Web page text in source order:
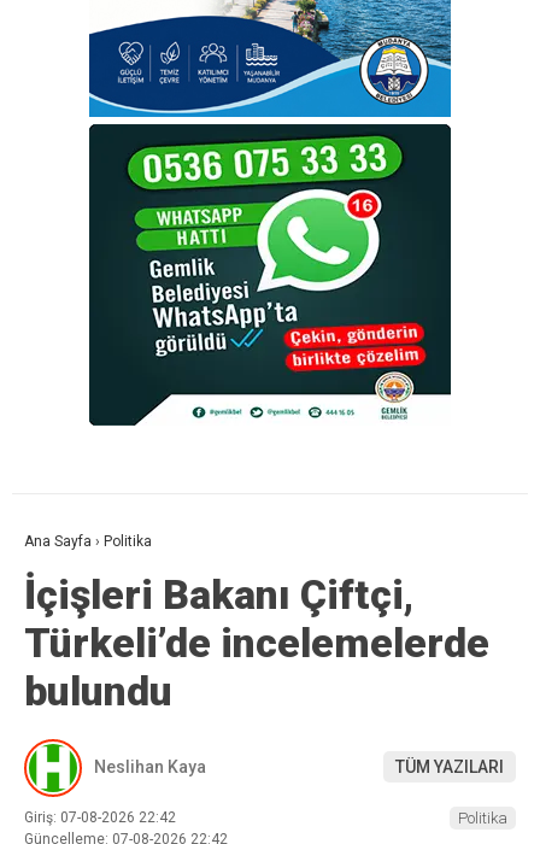
Ana Sayfa › Politika
İçişleri Bakanı Çiftçi,
Türkeli’de incelemelerde
bulundu
Neslihan Kaya TÜM YAZILARI
Giriş: 07-08-2026 22:42
Güncelleme: 07-08-2026 22:42
Politika